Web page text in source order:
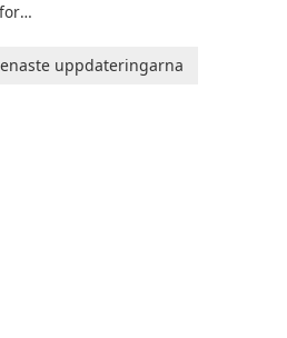
game is where it all
uppdateringarna